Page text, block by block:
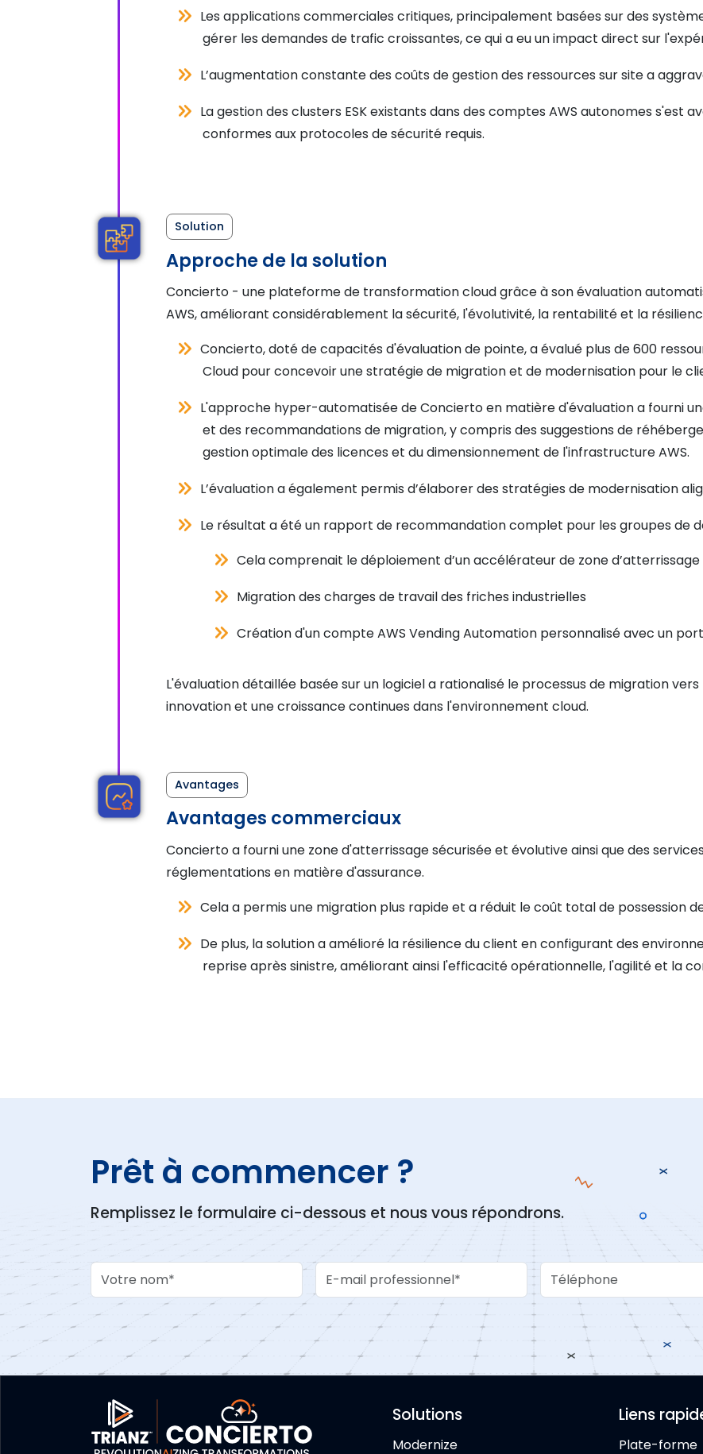
Les applications commerciales critiques, principalement basées sur des
gérer les demandes de trafic croissantes, ce qui a eu un impact direct sur
L’augmentation constante des coûts de gestion des ressources sur site a
La gestion des clusters ESK existants dans des comptes AWS autonomes s'est
conformes aux protocoles de sécurité requis.
Solution
Approche de la solution
Concierto - une plateforme de transformation cloud grâce à son évaluation
AWS, améliorant considérablement la sécurité, l'évolutivité, la rentabilité et la
Concierto, doté de capacités d'évaluation de pointe, a évalué plus de 600
Cloud pour concevoir une stratégie de migration et de modernisation pour le
L'approche hyper-automatisée de Concierto en matière d'évaluation a fourni
et des recommandations de migration, y compris des suggestions de
gestion optimale des licences et du dimensionnement de l'infrastructure AWS.
L’évaluation a également permis d’élaborer des stratégies de modernisation
Le résultat a été un rapport de recommandation complet pour les groupes de
Cela comprenait le déploiement d’un accélérateur de zone
Migration des charges de travail des friches industrielles
Création d'un compte AWS Vending Automation personnalisé avec un
L'évaluation détaillée basée sur un logiciel a rationalisé le processus de migration
innovation et une croissance continues dans l'environnement cloud.
Avantages
Avantages commerciaux
Concierto a fourni une zone d'atterrissage sécurisée et évolutive ainsi que des
réglementations en matière d'assurance.
Cela a permis une migration plus rapide et a réduit le coût total de possession de
De plus, la solution a amélioré la résilience du client en configurant des
reprise après sinistre, améliorant ainsi l'efficacité opérationnelle, l'agilité et la
Prêt à commencer ?
Remplissez le formulaire ci-dessous et nous vous répondrons.
Your Name Work Email Téléphone
Solutions
Modernize
Liens
Plate-forme